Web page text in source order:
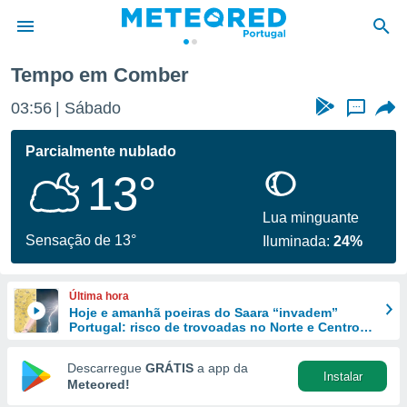
da
foi
fornecidas
a este
das
e
forma
digital
Tempo em Comber
03:56 Sábado ...
Parcialmente nublado
13°
Sensação de 13°
Lua minguante
Iluminada:24%
Última hora
Hoje e amanhã poeiras do Saara “invadem”
Portugal: risco de trovoadas no Norte e Centro
Descarregue GRÁTIS a app da
Meteored!
Instalar